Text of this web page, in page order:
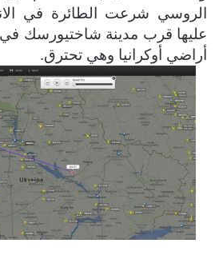
الروسي شرعت الطائرة في
عليها قرب مدينة شاختيورسك
أراضي أوكرانيا وهي تحترق.